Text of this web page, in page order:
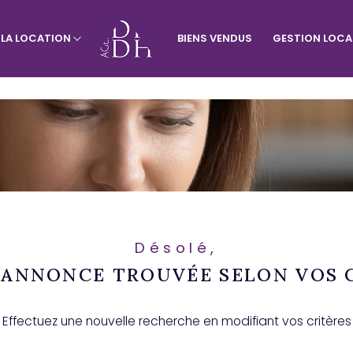
LOCATION BIENS VENDUS GESTION
Visiter le site de l'agence du
Désolé,
TROUVÉE SELON VOS
Effectuez une nouvelle recherche en modifiant vos critères